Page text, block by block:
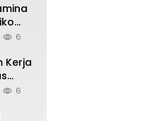
6
Kerja
6